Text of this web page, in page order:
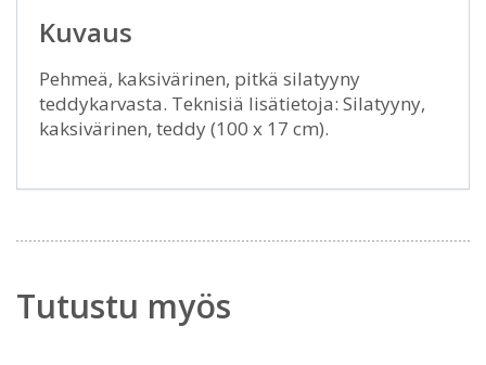
Kuvaus
Pehmeä, kaksivärinen, pitkä silatyyny
teddykarvasta. Teknisiä lisätietoja: Silatyyny,
kaksivärinen, teddy (100 x 17 cm).
Tutustu myös